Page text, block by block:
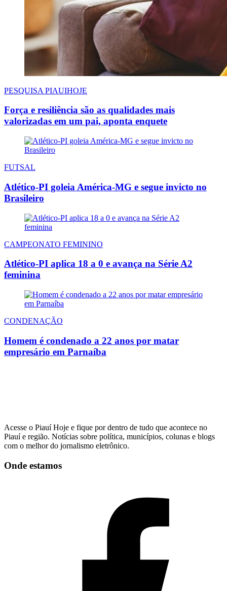
PESQUISA PIAUIHOJE
Força e resiliência são as qualidades mais
valorizadas em um pai, aponta enquete
FUTSAL
Atlético-PI goleia América-MG e segue invicto no
Brasileiro
CAMPEONATO FEMININO
Atlético-PI aplica 18 a 0 e avança na Série A2
feminina
CONDENAÇÃO
Homem é condenado a 22 anos por matar
empresário em Parnaíba
Acesse o Piauí Hoje e fique por dentro de tudo que acontece no
Piauí e região. Notícias sobre política, municípios, colunas e blogs
com o melhor do jornalismo eletrônico.
Onde estamos